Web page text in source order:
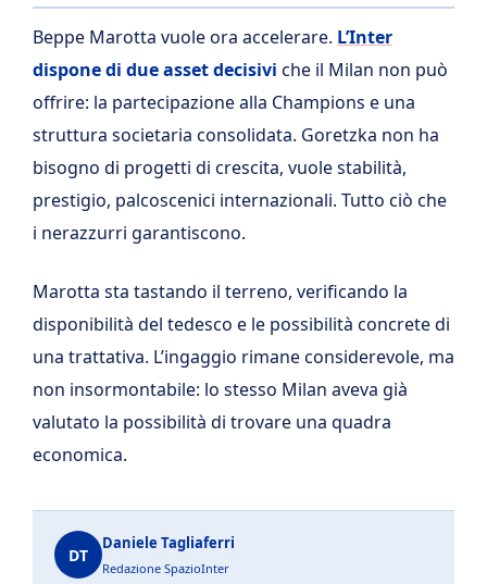
Beppe Marotta vuole ora accelerare. L’Inter
dispone di due asset decisivi che il Milan non può
offrire: la partecipazione alla Champions e una
struttura societaria consolidata. Goretzka non ha
bisogno di progetti di crescita, vuole stabilità,
prestigio, palcoscenici internazionali. Tutto ciò che
i nerazzurri garantiscono.
Marotta sta tastando il terreno, verificando la
disponibilità del tedesco e le possibilità concrete di
una trattativa. L’ingaggio rimane considerevole, ma
non insormontabile: lo stesso Milan aveva già
valutato la possibilità di trovare una quadra
economica.
DT
Daniele Tagliaferri
Redazione SpazioInter